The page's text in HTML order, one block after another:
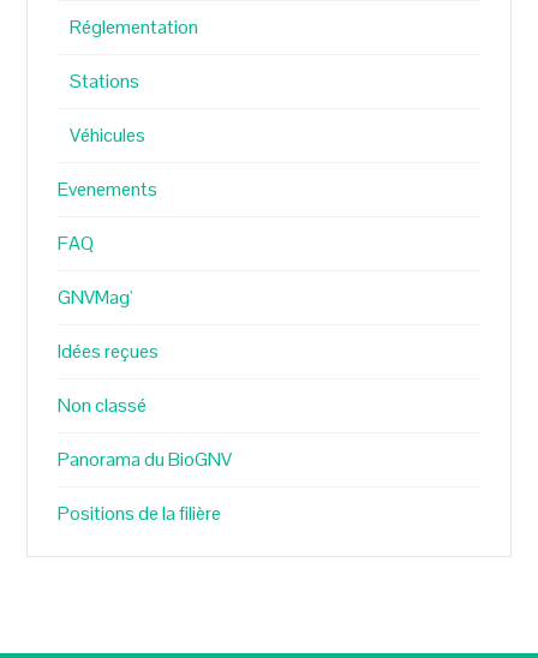
Réglementation
Stations
Véhicules
Evenements
FAQ
GNVMag'
Idées reçues
Non classé
Panorama du BioGNV
Positions de la filière